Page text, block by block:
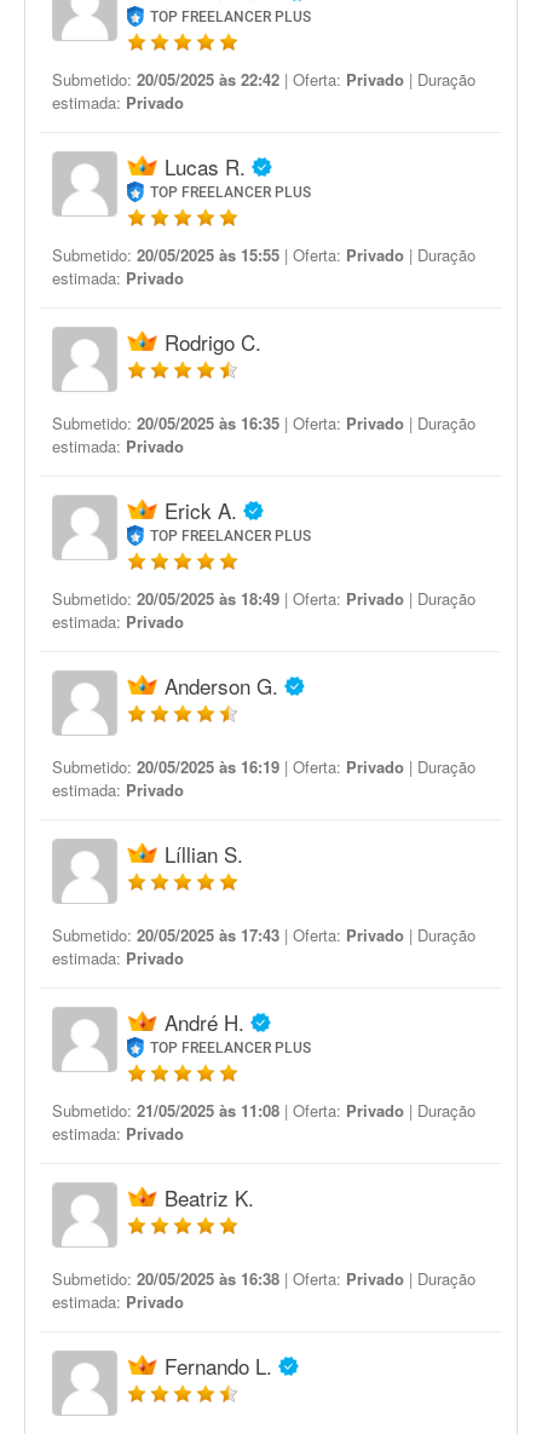
TOP FREELANCER PLUS
Submetido: 20/05/2025 às 22:42 | Oferta: Privado | Duração
estimada: Privado
Lucas R.
TOP FREELANCER PLUS
Submetido: 20/05/2025 às 15:55 | Oferta: Privado | Duração
estimada: Privado
Rodrigo C.
Submetido: 20/05/2025 às 16:35 | Oferta: Privado | Duração
estimada: Privado
Erick A.
TOP FREELANCER PLUS
Submetido: 20/05/2025 às 18:49 | Oferta: Privado | Duração
estimada: Privado
Anderson G.
Submetido: 20/05/2025 às 16:19 | Oferta: Privado | Duração
estimada: Privado
Líllian S.
Submetido: 20/05/2025 às 17:43 | Oferta: Privado | Duração
estimada: Privado
André H.
TOP FREELANCER PLUS
Submetido: 21/05/2025 às 11:08 | Oferta: Privado | Duração
estimada: Privado
Beatriz K.
Submetido: 20/05/2025 às 16:38 | Oferta: Privado | Duração
estimada: Privado
Fernando L.